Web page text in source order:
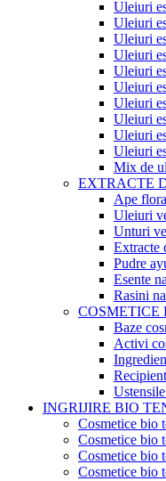
Uleiuri
Uleiuri
Uleiuri
Uleiuri
Uleiuri
Uleiuri
Uleiuri
Uleiuri
Uleiuri
Uleiuri
Mix de
EXTRACTE
Ape
Uleiuri
Unturi
Extracte
Pudre
Esente
Rasini
COSMETICE
Baze
Activi
INGRIJIRE BIO
Cosmetice bio
Cosmetice bio
Cosmetice bio
Cosmetice bio